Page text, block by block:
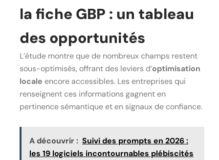
la fiche GBP : un tableau
des opportunités
L’étude montre que de nombreux champs restent
sous-optimisés, offrant des leviers d’optimisation
locale encore accessibles. Les entreprises qui
renseignent ces informations gagnent en
pertinence sémantique et en signaux de confiance.
A découvrir : Suivi des prompts en 2026 :
les 19 logiciels incontournables plébiscités